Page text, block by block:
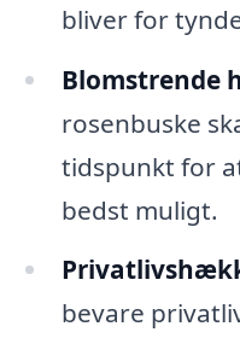
bliver for
Blomstrende
rosenbuske
tidspunkt for
bedst muligt.
bevare